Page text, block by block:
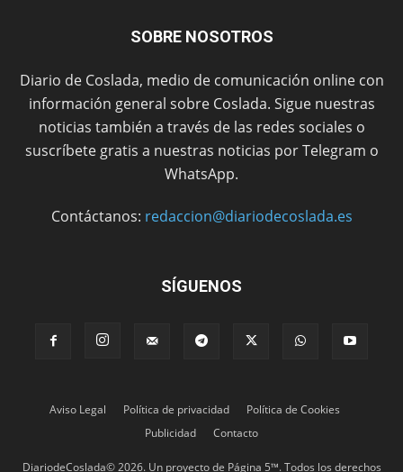
SOBRE NOSOTROS
Diario de Coslada, medio de comunicación online con
información general sobre Coslada. Sigue nuestras
noticias también a través de las redes sociales o
suscríbete gratis a nuestras noticias por Telegram o
WhatsApp.
Contáctanos: redaccion@diariodecoslada.es
SÍGUENOS
Aviso Legal Política de privacidad
Política de Cookies
Publicidad
Contacto
DiariodeCoslada© 2026. Un proyecto de Página 5™. Todos los derechos